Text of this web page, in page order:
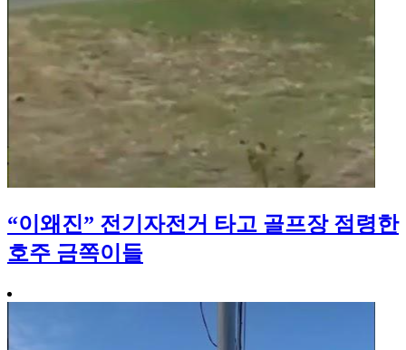
“이왜진” 전기자전거 타고 골프장 점령한
호주 금쪽이들